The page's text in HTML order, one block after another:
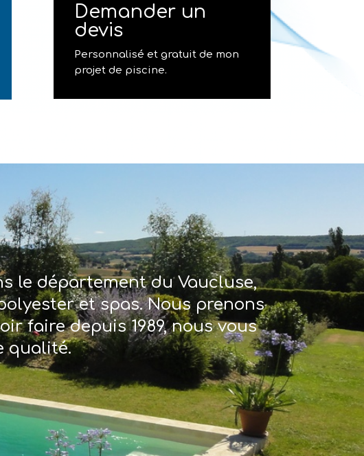
Demander un
devis
Personnalisé et gratuit de mon
projet de piscine.
le département du Vaucluse,
et spas. Nous prenons
faire depuis 1989, nous vous
qualité.